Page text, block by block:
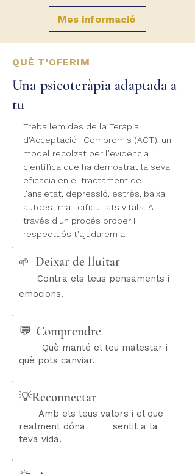
Mes informació
QUÈ T'OFERIM
Una psicoteràpia adaptada a
tu
Treballem des de la Teràpia
d'Acceptació i Compromís (ACT), un
model recolzat per l'evidència
científica que ha demostrat la seva
eficàcia en el tractament de
l'ansietat, depressió, estrès, baixa
autoestima i dificultats vitals. A
través d'un procés proper i
respectuós t'ajudarem a:
🌱 Deixar de lluitar
Contra els teus pensaments i
emocions.
💬 Comprendre
Què manté el teu malestar i
què pots canviar.
💡​Reconnectar
Amb els teus valors i el que
realment dóna sentit a la
teva vida.